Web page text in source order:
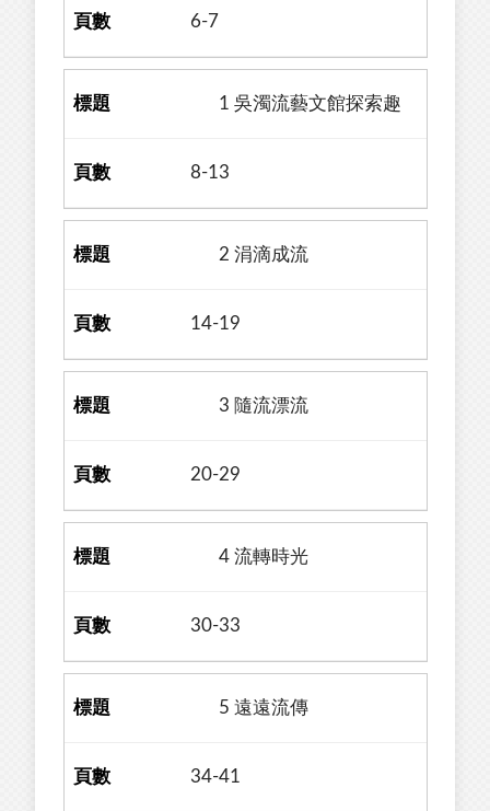
6-7
1 吳濁流藝文館探索趣
8-13
2 涓滴成流
14-19
3 隨流漂流
20-29
4 流轉時光
30-33
5 遠遠流傳
34-41